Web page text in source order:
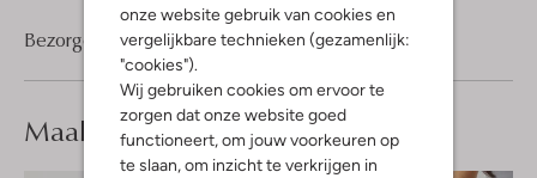
onze website gebruik van cookies en
vergelijkbare technieken (gezamenlijk:
"cookies").
Wij gebruiken cookies om ervoor te
zorgen dat onze website goed
functioneert, om jouw voorkeuren op
te slaan, om inzicht te verkrijgen in
Bezorgen & retourneren
Maak jelook compleet